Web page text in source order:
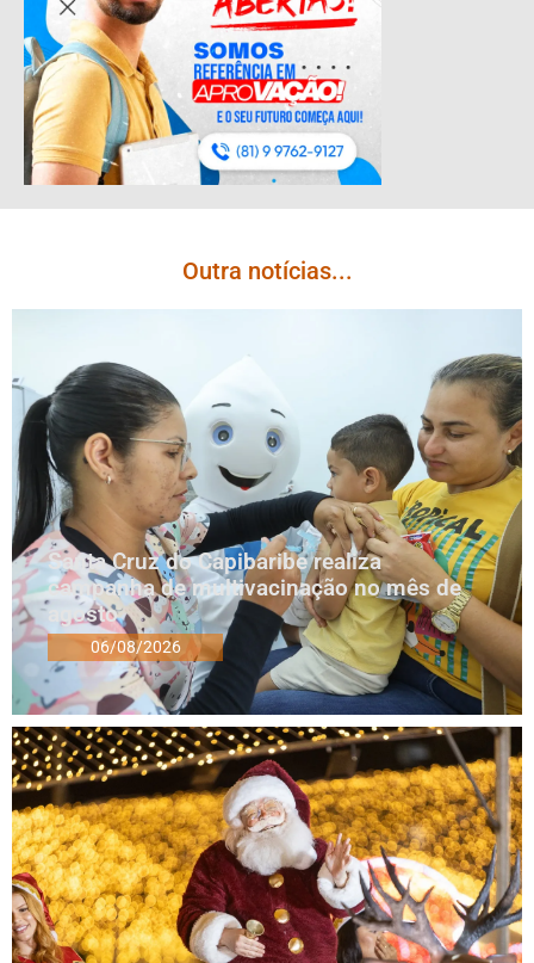
Outra notícias...
Santa Cruz do Capibaribe realiza
campanha de multivacinação no mês de
agosto
06/08/2026